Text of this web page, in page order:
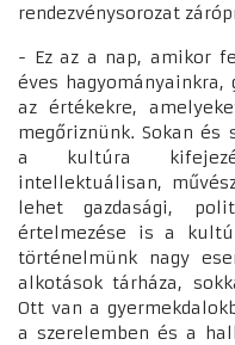
rendezvénysorozat
- Ez az a nap, amikor
éves
az értékekre,
megőriznünk. Sokan és
a kultúra
intellektuálisan,
lehet gazdasági,
értelmezése is a
történelmünk nagy
alkotások tárháza,
Ott van a
a szerelemben és a